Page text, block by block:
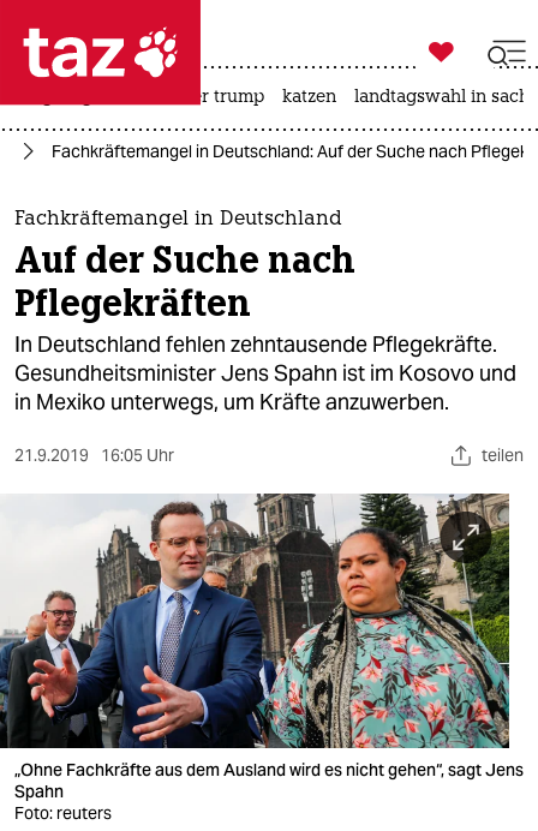
 taz zahl ich
taz zahl ich
themen
politik
öko
gesellschaft
sport
nord
wahrheit
verlag
verlag
veranstaltungen

taz zahl ich
usa unter trump katzen landtagswahl in
Fachkräftemangel in Deutschland: Auf der Suche nach
Fachkräftemangel in Deutschland
Auf der Suche nach
Pflegekräften
In Deutschland fehlen zehntausende Pflegekräfte.
Gesundheitsminister Jens Spahn ist im Kosovo und
in Mexiko unterwegs, um Kräfte anzuwerben.
21.9.2019 16:05 Uhr teilen
„Ohne Fachkräfte aus dem Ausland wird es nicht gehen“, sagt Jens
Spahn
Foto: reuters